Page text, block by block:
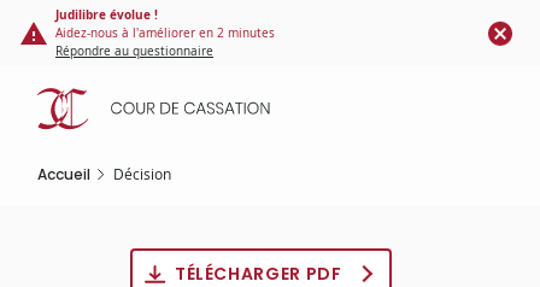
Panneau de gestion des cookies
contenu
principal
Judilibre évolue !
Aidez-nous à l'améliorer en 2 minutes
Répondre au questionnaire
Accueil Décision
TÉLÉCHARGER PDF